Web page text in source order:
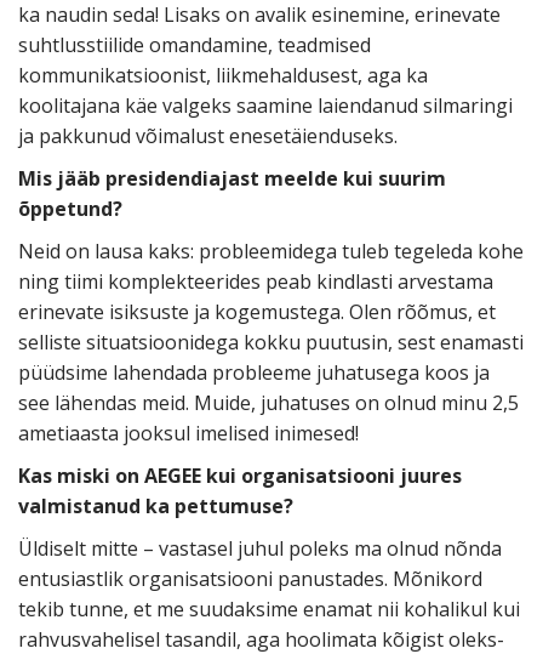
ka naudin seda! Lisaks on avalik esinemine, erinevate
suhtlusstiilide omandamine, teadmised
kommunikatsioonist, liikmehaldusest, aga ka
koolitajana käe valgeks saamine laiendanud silmaringi
ja pakkunud võimalust enesetäienduseks.
Mis jääb presidendiajast meelde kui suurim
õppetund?
Neid on lausa kaks: probleemidega tuleb tegeleda kohe
ning tiimi komplekteerides peab kindlasti arvestama
erinevate isiksuste ja kogemustega. Olen rõõmus, et
selliste situatsioonidega kokku puutusin, sest enamasti
püüdsime lahendada probleeme juhatusega koos ja
see lähendas meid. Muide, juhatuses on olnud minu 2,5
ametiaasta jooksul imelised inimesed!
Kas miski on AEGEE kui organisatsiooni juures
valmistanud ka pettumuse?
Üldiselt mitte – vastasel juhul poleks ma olnud nõnda
entusiastlik organisatsiooni panustades. Mõnikord
tekib tunne, et me suudaksime enamat nii kohalikul kui
rahvusvahelisel tasandil, aga hoolimata kõigist oleks-